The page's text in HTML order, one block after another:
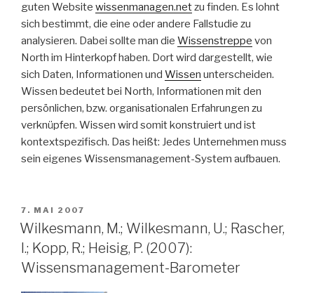
guten Website wissenmanagen.netzu finden. Es lohnt
sich bestimmt, die eine oder andere Fallstudie zu
analysieren. Dabei sollte man die Wissenstreppe von
North im Hinterkopf haben. Dort wird dargestellt, wie
sich Daten, Informationen und Wissen unterscheiden.
Wissen bedeutet bei North, Informationen mit den
persönlichen, bzw. organisationalen Erfahrungen zu
verknüpfen. Wissen wird somit konstruiert und ist
kontextspezifisch. Das heißt: Jedes Unternehmen muss
sein eigenes Wissensmanagement-System aufbauen.
VERÖFFENTLICHT
AM
7. MAI 2007
Wilkesmann, M.; Wilkesmann, U.; Rascher,
I.; Kopp, R.; Heisig, P. (2007):
Wissensmanagement-Barometer